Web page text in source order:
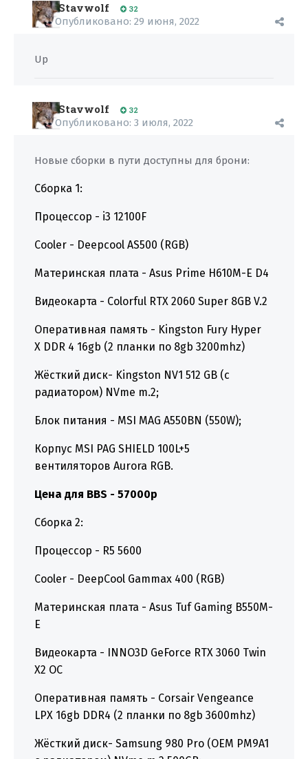
Stavwolf 32
Опубликовано: 29 июня, 2022
Up
Stavwolf 32
Опубликовано: 3 июля, 2022
Новые сборки в пути доступны для брони:
Сборка 1:
Процессор - i3 12100F
Cooler - Deepcool AS500 (RGB)
Материнская плата - Asus Prime H610M-E D4
Видеокарта - Colorful RTX 2060 Super 8GB V.2
Оперативная память - Kingston Fury Hyper
X DDR 4 16gb (2 планки по 8gb 3200mhz)
Жёсткий диск- Kingston NV1 512 GB (с
радиатором) NVme m.2;
Блок питания - MSI MAG A550BN (550W);
Корпус MSI PAG SHIELD 100L+5
вентиляторов Aurora RGB.
Цена для BBS - 57000р
Сборка 2:
Процессор - R5 5600
Cooler - DeepCool Gammax 400 (RGB)
Материнская плата - Asus Tuf Gaming B550M-
E
Видеокарта - INNO3D GeForce RTX 3060 Twin
X2 OC
Оперативная память - Corsair Vengeance
LPX 16gb DDR4 (2 планки по 8gb 3600mhz)
Жёсткий диск- Samsung 980 Pro (OEM PM9A1